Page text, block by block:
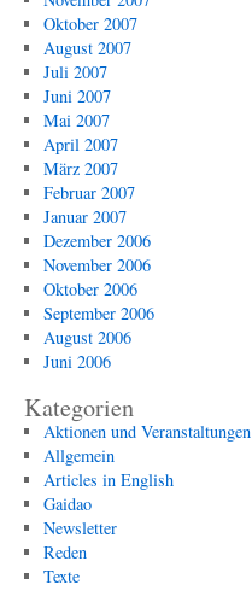
Oktober 2007
August 2007
Juli 2007
Juni 2007
Mai 2007
April 2007
März 2007
Februar 2007
Januar 2007
Dezember 2006
November 2006
Oktober 2006
September 2006
August 2006
Juni 2006
Kategorien
Aktionen und Veranstaltungen
Allgemein
Articles in English
Gaidao
Newsletter
Reden
Texte